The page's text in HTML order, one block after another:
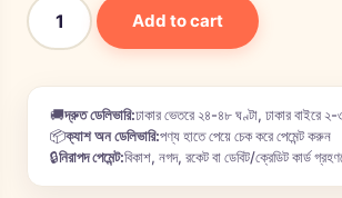
Add to cart
🚚দ্রুত ডেলিভারি:ঢাকার ভেতরে ২৪-৪৮ ঘণ্টা, ঢাকার বাইরে ২-
📦ক্যাশ অন ডেলিভারি:পণ্য হাতে পেয়ে চেক করে পেমেন্ট করুন
🔒নিরাপদ পেমেন্ট:বিকাশ, নগদ, রকেট বা ডেবিট/ক্রেডিট কার্ড